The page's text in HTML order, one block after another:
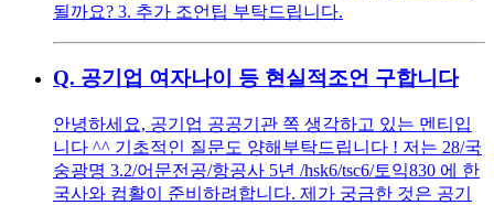
될까요? 3. 추가 조언팁 부탁드립니다.
Q. 공기업 여자나이 등 현실적조언 구합니다
안녕하세요, 공기업 공공기관 쪽 생각하고 있는 멘티입
니다 ^^ 기초적인 질문도 양해부탁드립니다 ! 저는 28/국
숭광명 3.2/어문전공/항공사 5년 /hsk6/tsc6/토익830 에 한
국사와 컴활이 준비하려합니다. 제가 궁금한 것은 공기